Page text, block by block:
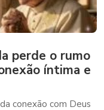
perde o rumo
íntima e
conexão com Deus